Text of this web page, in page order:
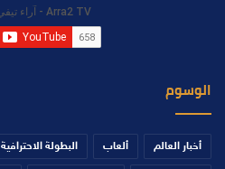
الوسوم
أخبار العالم ألعاب البطولة الاحترافية